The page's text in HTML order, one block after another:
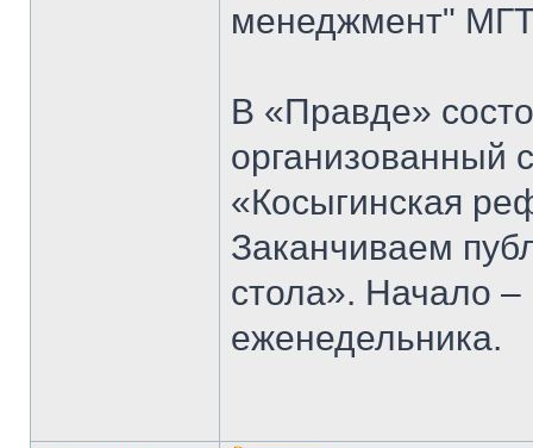
менеджмент"
В «Правде»
организованный
«Косыгинская
Заканчиваем
стола». Начало
еженедельника.